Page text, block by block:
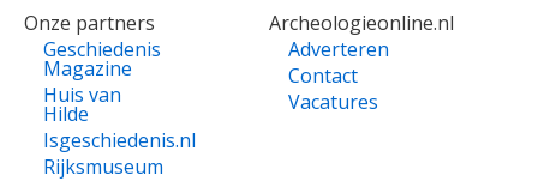
Onze partners
Geschiedenis
Magazine
Huis van
Hilde
Isgeschiedenis.nl
Rijksmuseum
Archeologieonline.nl
Adverteren
Contact
Vacatures